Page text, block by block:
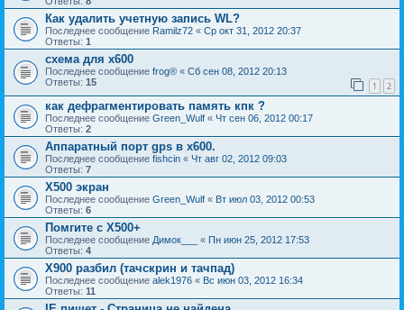
Как удалить учетную запись WL?
Последнее сообщение Ramilz72 « Ср окт 31, 2012 20:37
Ответы: 1
схема для x600
Последнее сообщение frog® « Сб сен 08, 2012 20:13
Ответы: 15 1 2
как дефрагментировать память кпк ?
Последнее сообщение Green_Wulf « Чт сен 06, 2012 00:17
Ответы: 2
Аппаратный порт gps в x600.
Последнее сообщение fishcin « Чт авг 02, 2012 09:03
Ответы: 7
Х500 экран
Последнее сообщение Green_Wulf « Вт июл 03, 2012 00:53
Ответы: 6
Помгите с Х500+
Последнее сообщение Димок___ « Пн июн 25, 2012 17:53
Ответы: 4
X900 разбил (тачскрин и тачпад)
Последнее сообщение alek1976 « Вс июн 03, 2012 16:34
Ответы: 11